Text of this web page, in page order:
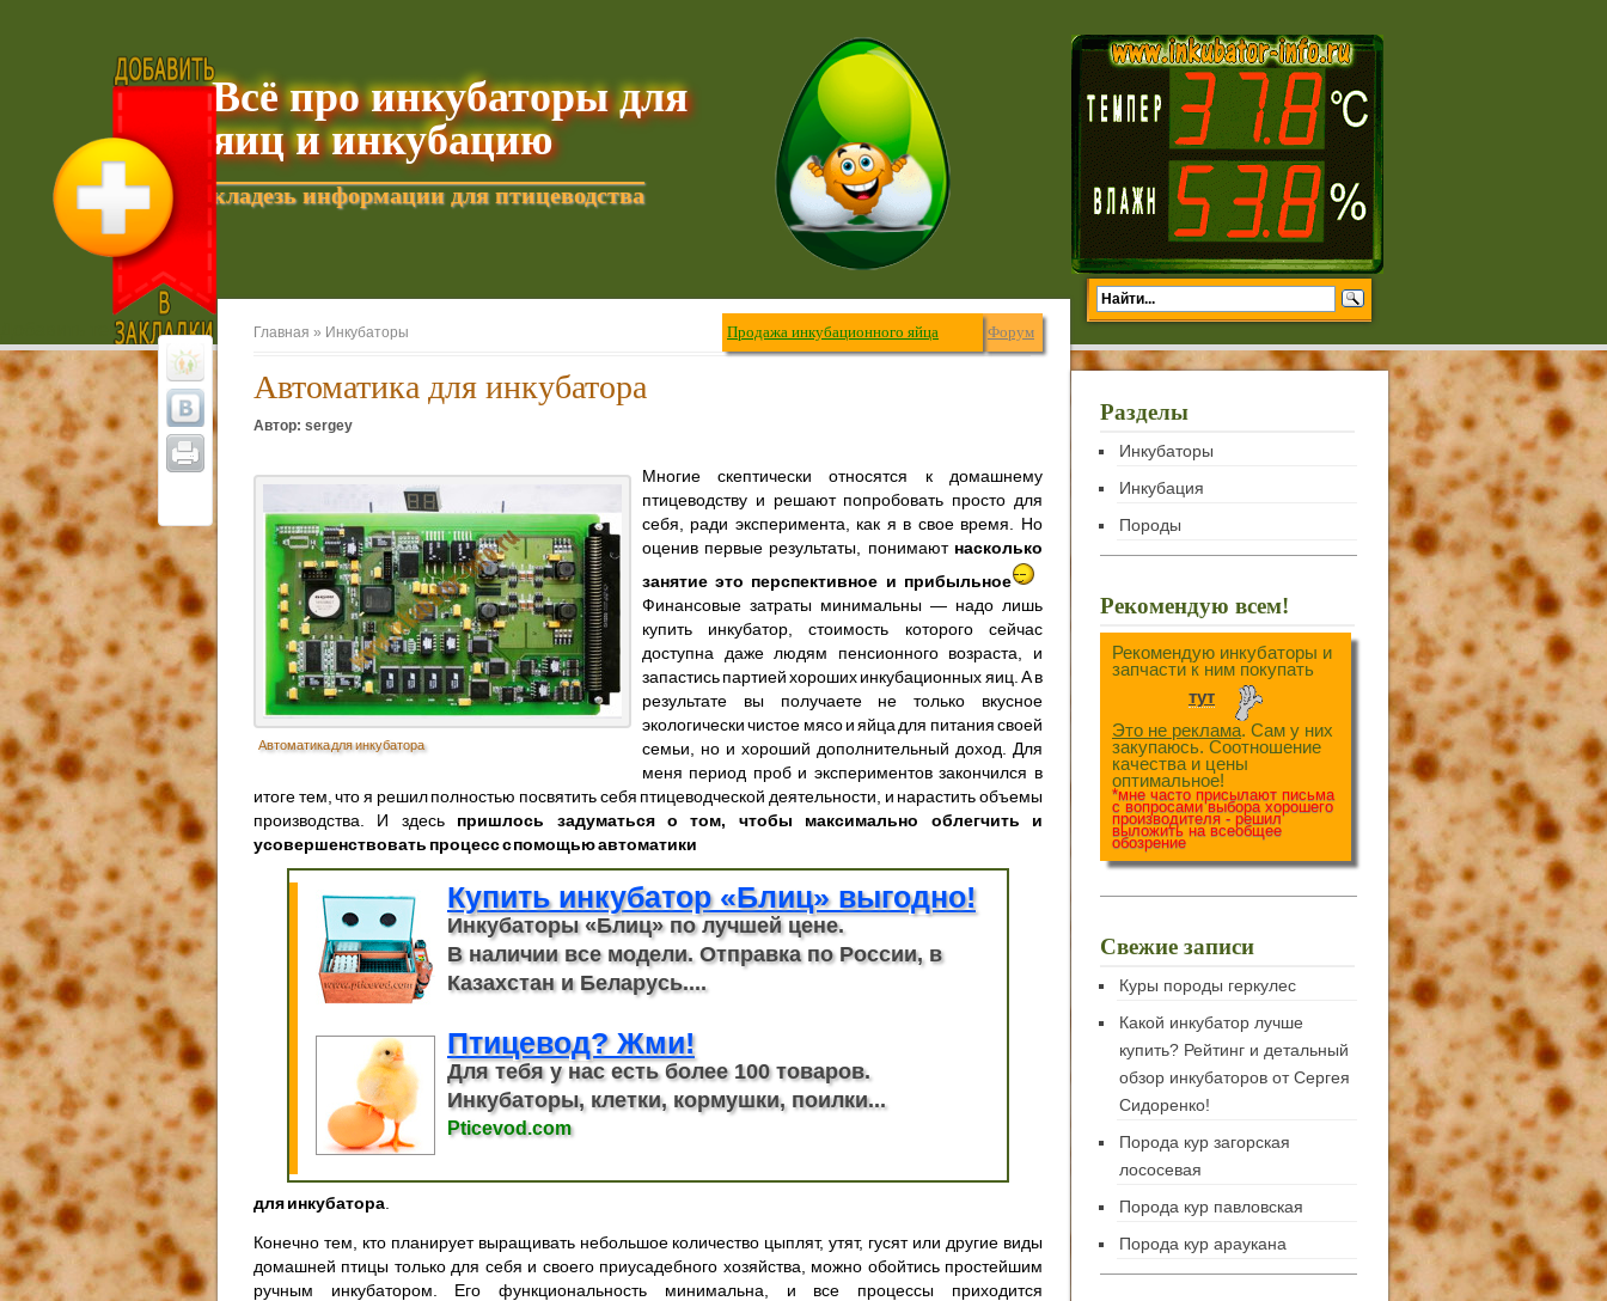
Всё про инкубаторы для
яиц и инкубацию
кладезь информации для птицеводства
Добавить текущую страницу в Избранное Форум
Продажа инкубационного яйца
Главная » Инкубаторы
Автоматика для инкубатора
Автор: sergey
Автоматика для инкубатора
Многие скептически относятся к домашнему
птицеводству и решают попробовать просто для
себя, ради эксперимента, как я в свое время. Но
оценив первые результаты, понимают насколько
занятие это перспективное и прибыльное
Финансовые затраты минимальны — надо лишь
купить инкубатор, стоимость которого сейчас
доступна даже людям пенсионного возраста, и
запастись партией хороших инкубационных яиц. А в
результате вы получаете не только вкусное
экологически чистое мясо и яйца для питания своей
семьи, но и хороший дополнительный доход. Для
меня период проб и экспериментов закончился в
итоге тем, что я решил полностью посвятить себя птицеводческой деятельности, и нарастить объемы
производства. И здесь пришлось задуматься о том, чтобы максимально облегчить и
усовершенствовать процесс с помощью автоматики
Купить инкубатор «Блиц» выгодно!
Инкубаторы «Блиц» по лучшей цене.
В наличии все модели. Отправка по России, в
Казахстан и Беларусь....
Птицевод? Жми!
Для тебя у нас есть более 100 товаров.
Инкубаторы, клетки, кормушки, поилки...
Pticevod.com
для инкубатора.
Конечно тем, кто планирует выращивать небольшое количество цыплят, утят, гусят или другие виды
домашней птицы только для себя и своего приусадебного хозяйства, можно обойтись простейшим
ручным инкубатором. Его функциональность минимальна, и все процессы приходится
Разделы
Инкубаторы
Инкубация
Породы
Рекомендую всем!
Рекомендую инкубаторы и
запчасти к ним покупать
тут
Это не реклама. Сам у них
закупаюсь. Соотношение
качества и цены
оптимальное!
*мне часто присылают письма
с вопросами выбора хорошего
производителя - решил
выложить на всеобщее
обозрение
Свежие записи
Куры породы геркулес
Какой инкубатор лучше
купить? Рейтинг и детальный
обзор инкубаторов от Сергея
Сидоренко!
Порода кур загорская
лососевая
Порода кур павловская
Порода кур араукана